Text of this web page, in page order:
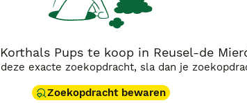
Pups te koop in Reusel-de
exacte zoekopdracht, sla dan je
Zoekopdracht bewaren